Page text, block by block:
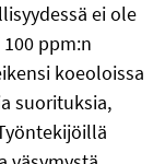
ei ole
ppm:n
koeoloissa
suorituksia,